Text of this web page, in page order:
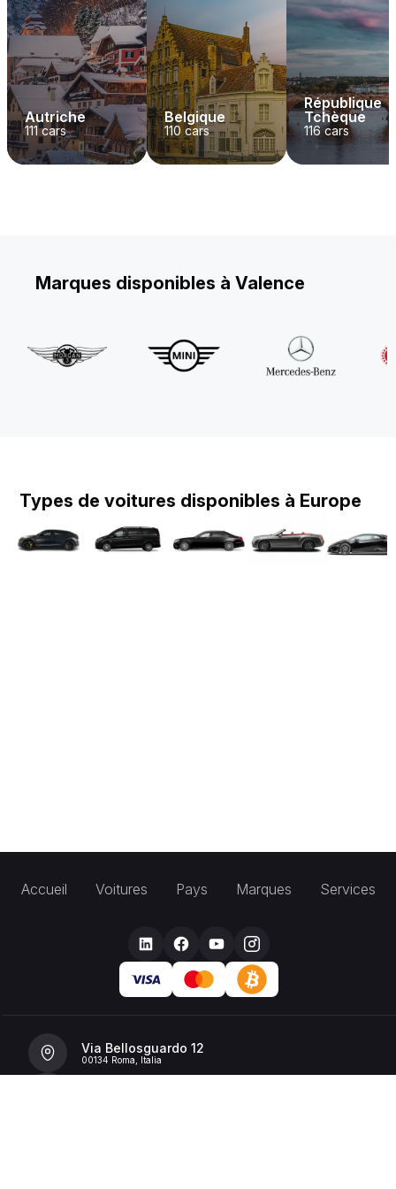
Autriche
111cars
Belgique
110 cars
République
Tchèque
116cars
Marques disponibles à Valence
Types de voitures disponibles à Europe
Accueil Voitures Pays Marques Services
Via Bellosguardo 12
00134 Roma, Italia